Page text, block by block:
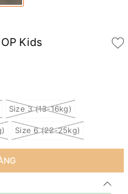
Kids
Size 3 (13-16kg)
Size 6 (22-25kg)